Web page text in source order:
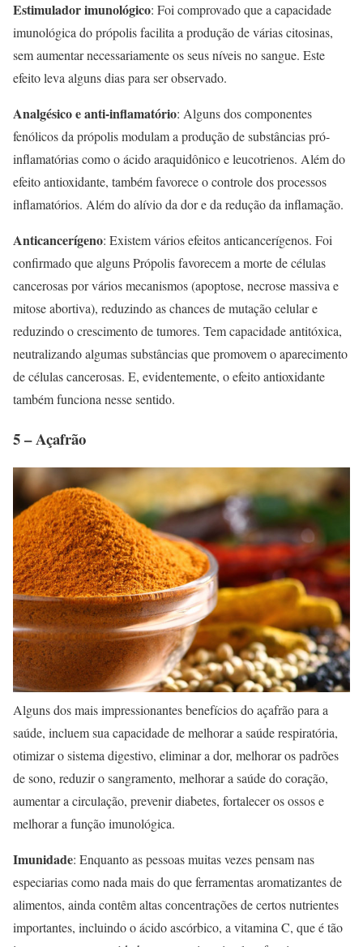
Estimulador imunológico: Foi comprovado que a capacidade
imunológica do própolis facilita a produção de várias citosinas,
sem aumentar necessariamente os seus níveis no sangue. Este
efeito leva alguns dias para ser observado.
Analgésico e anti-inflamatório: Alguns dos componentes
fenólicos da própolis modulam a produção de substâncias pró-
inflamatórias como o ácido araquidônico e leucotrienos. Além do
efeito antioxidante, também favorece o controle dos processos
inflamatórios. Além do alívio da dor e da redução da inflamação.
Anticancerígeno: Existem vários efeitos anticancerígenos. Foi
confirmado que alguns Própolis favorecem a morte de células
cancerosas por vários mecanismos (apoptose, necrose massiva e
mitose abortiva), reduzindo as chances de mutação celular e
reduzindo o crescimento de tumores. Tem capacidade antitóxica,
neutralizando algumas substâncias que promovem o aparecimento
de células cancerosas. E, evidentemente, o efeito antioxidante
também funciona nesse sentido.
5 – Açafrão
Alguns dos mais impressionantes benefícios do açafrão para a
saúde, incluem sua capacidade de melhorar a saúde respiratória,
otimizar o sistema digestivo, eliminar a dor, melhorar os padrões
de sono, reduzir o sangramento, melhorar a saúde do coração,
aumentar a circulação, prevenir diabetes, fortalecer os ossos e
melhorar a função imunológica.
Imunidade: Enquanto as pessoas muitas vezes pensam nas
especiarias como nada mais do que ferramentas aromatizantes de
alimentos, ainda contêm altas concentrações de certos nutrientes
importantes, incluindo o ácido ascórbico, a vitamina C, que é tão